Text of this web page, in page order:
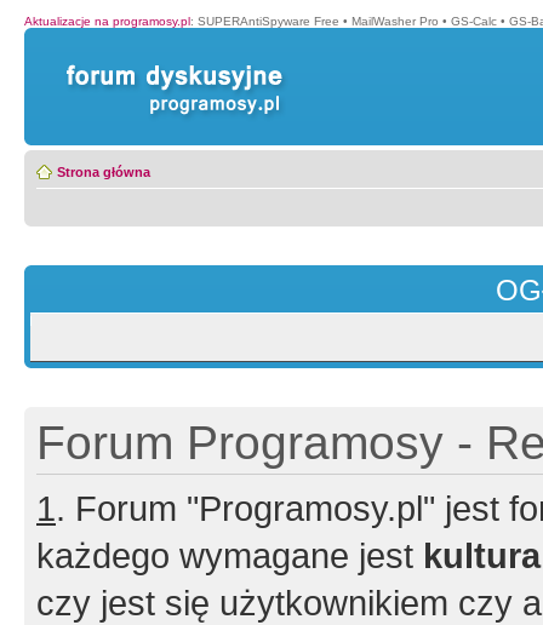
Aktualizacje na programosy.pl: SUPERAntiSpyware Free • MailWasher Pro • GS-Calc • GS-
Strona główna
Forum Programosy -
1. Forum "Programosy.pl" jest
każdego wymagane jest
czy jest się użytkownikiem czy